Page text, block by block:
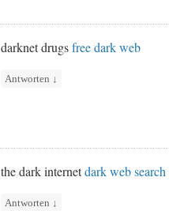
darknet drugsfree dark web
Antworten ↓
the dark internetdark web
Antworten ↓